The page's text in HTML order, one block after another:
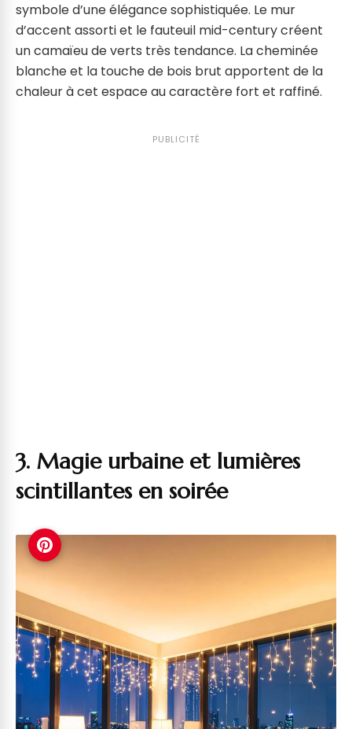
symbole d’une élégance sophistiquée. Le mur
d’accent assorti et le fauteuil mid-century créent
un camaïeu de verts très tendance. La cheminée
blanche et la touche de bois brut apportent de la
chaleur à cet espace au caractère fort et raffiné.
PUBLICITÉ
3. Magie urbaine et lumières
scintillantes en soirée